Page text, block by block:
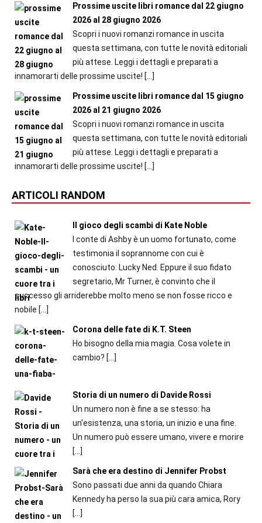
Prossime uscite libri romance dal 22 giugno
2026 al 28 giugno 2026
Scopri i nuovi romanzi romance in uscita
questa settimana, con tutte le novità editoriali
più attese. Leggi i dettagli e preparati a
innamorarti delle prossime uscite! […]
Prossime uscite libri romance dal 15 giugno
2026 al 21 giugno 2026
Scopri i nuovi romanzi romance in uscita
questa settimana, con tutte le novità editoriali
più attese. Leggi i dettagli e preparati a
innamorarti delle prossime uscite! […]
ARTICOLI RANDOM
Il gioco degli scambi di Kate Noble
l conte di Ashby è un uomo fortunato, come
testimonia il soprannome con cui è
conosciuto: Lucky Ned. Eppure il suo fidato
segretario, Mr Turner, è convinto che il
successo gli arriderebbe molto meno se non fosse ricco e
nobile […]
Corona delle fate di K.T. Steen
Ho bisogno della mia magia. Cosa volete in
cambio? […]
Storia di un numero di Davide Rossi
Un numero non è fine a se stesso: ha
un'esistenza, una storia, un inizio e una fine.
Un numero può essere umano, vivere e morire
[…]
Sarà che era destino di Jennifer Probst
Sono passati due anni da quando Chiara
Kennedy ha perso la sua più cara amica, Rory
[…]